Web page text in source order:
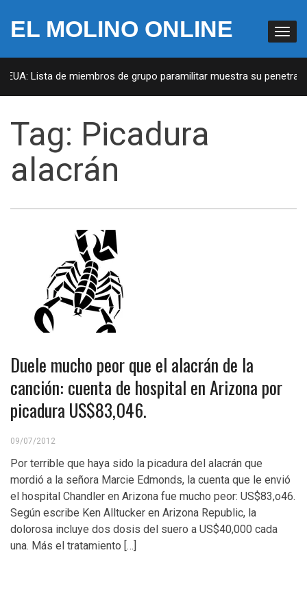
EL MOLINO ONLINE
Lista de miembros de grupo paramilitar muestra su
Tag: Picadura
alacrán
Duele mucho peor que el alacrán de la
canción: cuenta de hospital en Arizona por
picadura US$83,046.
09/07/2012
Por terrible que haya sido la picadura del alacrán que
mordió a la señora Marcie Edmonds, la cuenta que le envió
el hospital Chandler en Arizona fue mucho peor: US$83,o46.
Según escribe Ken Alltucker en Arizona Republic, la
dolorosa incluye dos dosis del suero a US$40,000 cada
una. Más el tratamiento […]